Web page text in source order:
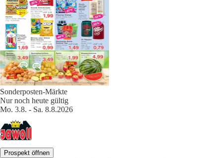
Sonderposten-Märkte
Nur noch heute gültig
Mo. 3.8. - Sa. 8.8.2026
Prospekt öffnen